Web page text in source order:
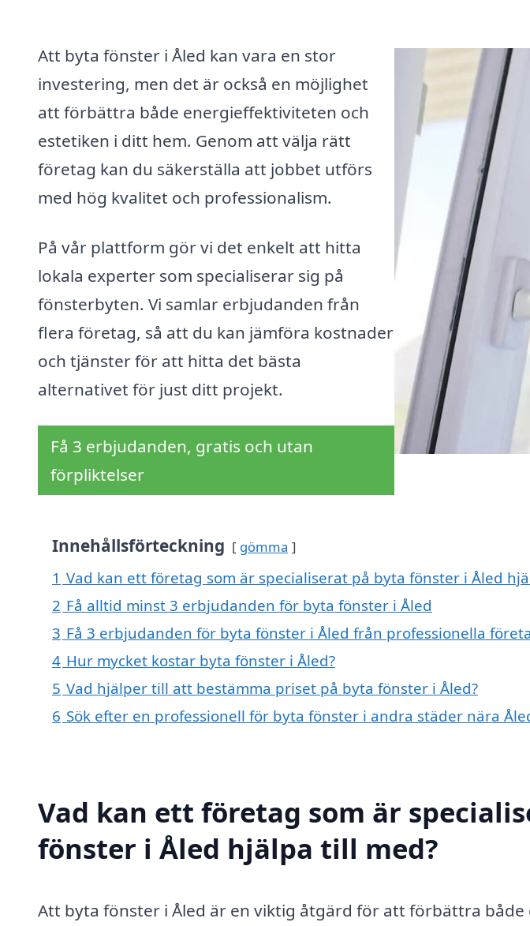
Att byta fönster i Åled kan vara en stor
investering, men det är också en möjlighet
att förbättra både energieffektiviteten och
estetiken i ditt hem. Genom att välja rätt
företag kan du säkerställa att jobbet utförs
med hög kvalitet och professionalism.
På vår plattform gör vi det enkelt att hitta
lokala experter som specialiserar sig på
fönsterbyten. Vi samlar erbjudanden från
flera företag, så att du kan jämföra kostnader
och tjänster för att hitta det bästa
alternativet för just ditt projekt.
Få 3 erbjudanden, gratis och utan
förpliktelser
Innehållsförteckning gömma
1 Vad kan ett företag som är specialiserat på byta fönster i Åled
2 Få alltid minst 3 erbjudanden för byta fönster i Åled
3 Få 3 erbjudanden för byta fönster i Åled från professionella
4 Hur mycket kostar byta fönster i Åled?
5 Vad hjälper till att bestämma priset på byta fönster i Åled?
6 Sök efter en professionell för byta fönster i andra städer nära
Vad kan ett företag som är
fönster i Åled hjälpa till med?
Att byta fönster i Åled är en viktig åtgärd för att förbättra